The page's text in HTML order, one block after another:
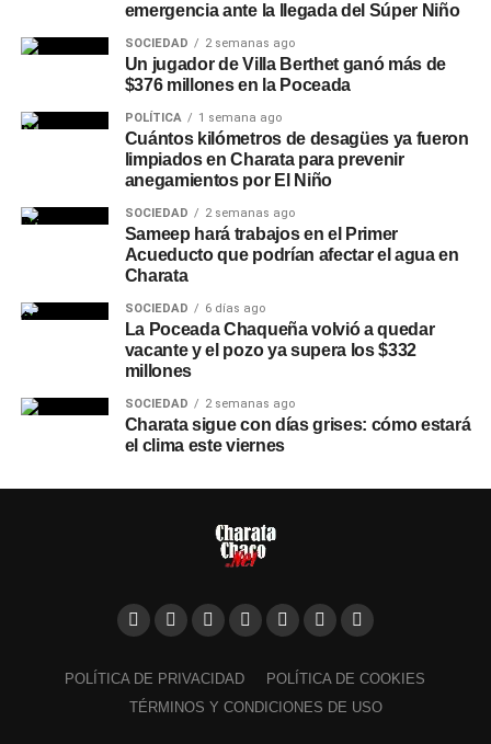
emergencia ante la llegada del Súper Niño
SOCIEDAD 2 semanas ago
Un jugador de Villa Berthet ganó más de
$376 millones en la Poceada
POLÍTICA 1 semana ago
Cuántos kilómetros de desagües ya fueron
limpiados en Charata para prevenir
anegamientos por El Niño
SOCIEDAD 2 semanas ago
Sameep hará trabajos en el Primer
Acueducto que podrían afectar el agua en
Charata
SOCIEDAD 6 días ago
La Poceada Chaqueña volvió a quedar
vacante y el pozo ya supera los $332
millones
SOCIEDAD 2 semanas ago
Charata sigue con días grises: cómo estará
el clima este viernes
POLÍTICA DE PRIVACIDAD
POLÍTICA DE COOKIES
TÉRMINOS Y CONDICIONES DE USO